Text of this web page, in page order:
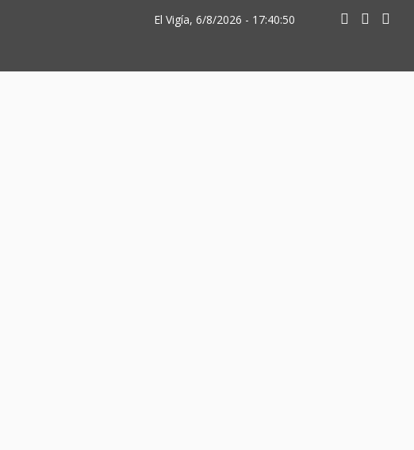
El Vigía, 6/8/2026 - 17:40:50